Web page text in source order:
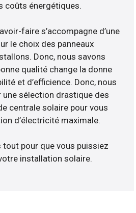
coûts énergétiques.
faire s’accompagne d’une
le choix des panneaux
Donc, nous savons
qualité change la donne
et d’efficience. Donc, nous
une sélection drastique des
centrale solaire pour vous
d’électricité maximale.
tout pour que vous puissiez
installation solaire.